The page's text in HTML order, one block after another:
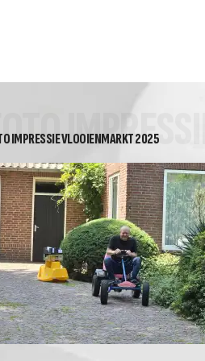
IMPRESSIE VLOOIENMARKT 2025